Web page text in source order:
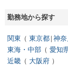
勤務地から探す
関東 東京都 神
東海・中部
愛知
近畿
大阪府